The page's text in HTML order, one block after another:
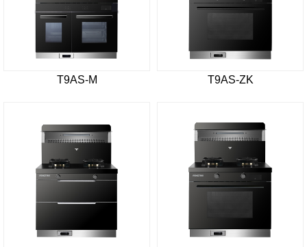
T9AS-M T9AS-ZK